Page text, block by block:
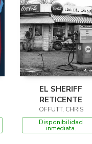
EL SHERIFF
RETICENTE
OFFUTT, CHRIS
Disponibilidad
inmediata.